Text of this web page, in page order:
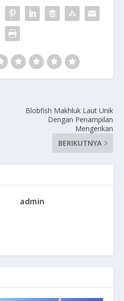
Blobfish Makhluk Laut Unik
Dengan Penampilan
Mengerikan
BERIKUTNYA
admin